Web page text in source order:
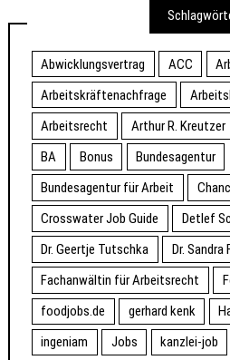
Abwicklungsvertrag ACC
Arbeitskräftenachfrage
Arbeitsrecht
Arthur R. Kreutzer
BA
Bonus
Bundesagentur
Bundesagentur für Arbeit
Crosswater Job Guide
Detlef
Dr. Geertje Tutschka
Dr. Sandra
Fachanwältin für Arbeitsrecht
foodjobs.de
gerhard kenk
ingeniam
Jobs kanzlei-job